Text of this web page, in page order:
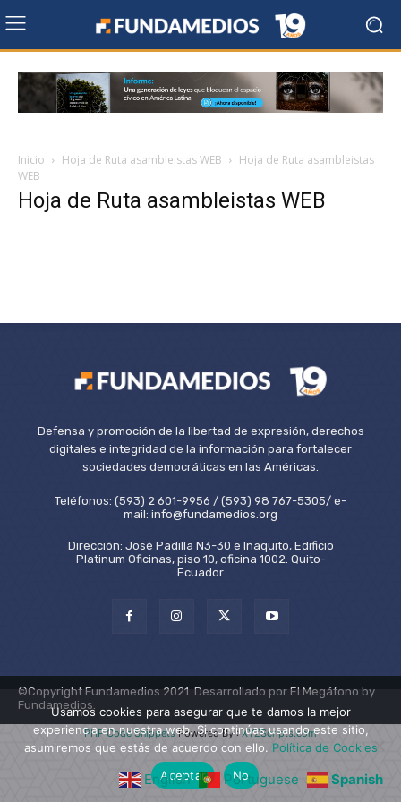
Inicio Hoja de Ruta asambleistas WEB
Hoja de Ruta asambleistas
WEB
Hoja de Ruta asambleistas WEB
Defensa y promoción de la libertad de expresión, derechos
digitales e integridad de la información para fortalecer
sociedades democráticas en las Américas.
Teléfonos: (593) 2 601-9956 / (593) 98 767-5305/ e-
mail: info@fundamedios.org
Dirección: José Padilla N3-30 e Iñaquito, Edificio
Platinum Oficinas, piso 10, oficina 1002. Quito-
Ecuador
©Copyright Fundamedios 2021. Desarrollado por El Megáfono by
Fundamedios.
English Portuguese Spanish
PHP Code SnippetsPowered By :XYZScripts.com
Usamos cookies para asegurar que te damos la mejor
experiencia en nuestra web. Si continúas usando este sitio,
asumiremos que estás de acuerdo con ello. Política de Cookies
Aceptar
No